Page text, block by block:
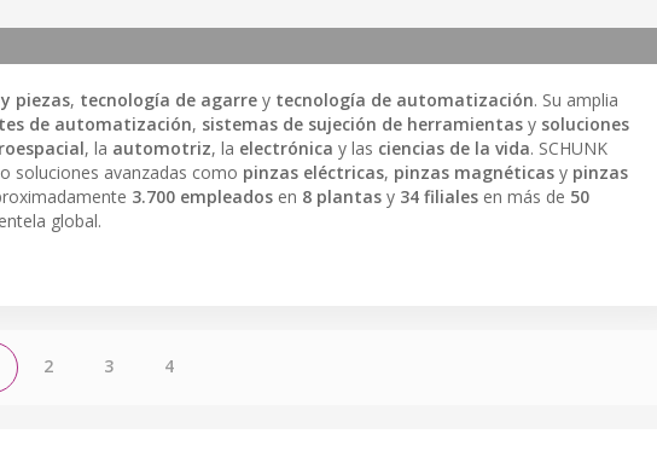
piezas, tecnología de agarre y tecnología de automatización. Su amplia
de automatización, sistemas de sujeción de herramientas y soluciones
, la automotriz, la electrónica y las ciencias de la vida. SCHUNK
soluciones avanzadas como pinzas eléctricas, pinzas magnéticas y pinzas
3.700 empleados en 8 plantas y 34 filiales en más de 50
global.
2 3 4